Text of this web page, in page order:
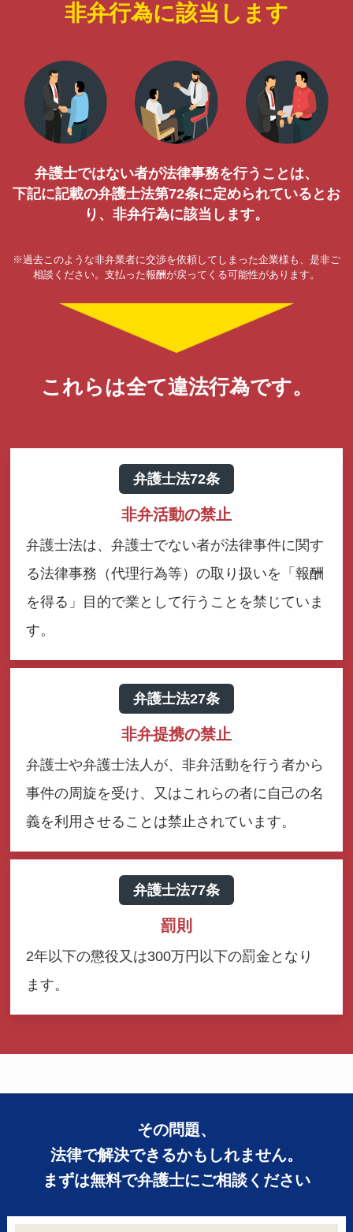
非弁行為に該当します
弁護士ではない者が法律事務を行うことは、
下記に記載の弁護士法第72条に定められているとお
り、非弁行為に該当します。
※過去このような非弁業者に交渉を依頼してしまった企業様も、是非ご
相談ください。支払った報酬が戻ってくる可能性があります。
これらは全て違法行為です。
弁護士法72条
非弁活動の禁止
弁護士法は、弁護士でない者が法律事件に関す
る法律事務（代理行為等）の取り扱いを「報酬
を得る」目的で業として行うことを禁じていま
す。
弁護士法27条
非弁提携の禁止
弁護士や弁護士法人が、非弁活動を行う者から
事件の周旋を受け、又はこれらの者に自己の名
義を利用させることは禁止されています。
弁護士法77条
罰則
2年以下の懲役又は300万円以下の罰金となり
ます。
その問題、
法律で解決できるかもしれません。
まずは無料で弁護士にご相談ください